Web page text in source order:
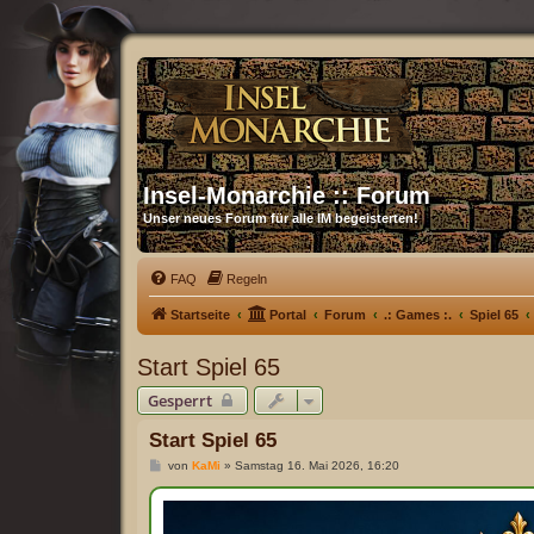
Insel-Monarchie :: Forum
Unser neues Forum für alle IM begeisterten!
FAQ Regeln
Startseite Portal Forum .: Games :. Spiel 65
Start Spiel 65
Gesperrt
Start Spiel 65
B
i
von KaMi » Samstag 16. Mai 2026, 16:20